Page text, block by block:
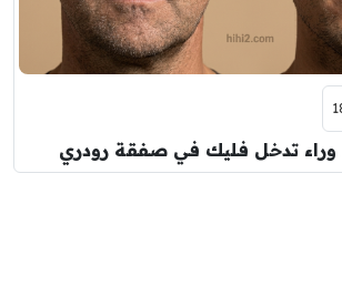
وراء تدخل فليك في صفقة رودري